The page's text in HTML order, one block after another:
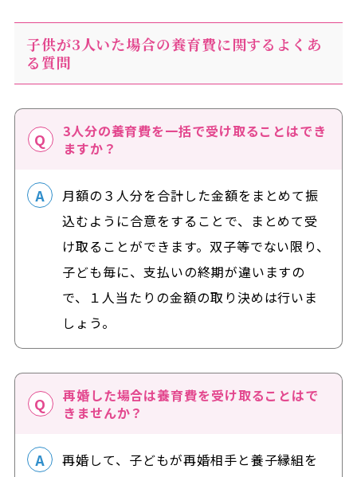
子供が3人いた場合の養育費に関するよくあ
る質問
3人分の養育費を一括で受け取ることはでき
ますか？
月額の３人分を合計した金額をまとめて振
込むように合意をすることで、まとめて受
け取ることができます。双子等でない限り、
子ども毎に、支払いの終期が違いますの
で、１人当たりの金額の取り決めは行いま
しょう。
再婚した場合は養育費を受け取ることはで
きませんか？
再婚して、子どもが再婚相手と養子縁組を